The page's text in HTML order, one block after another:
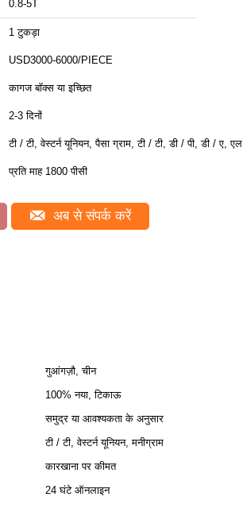
0.8-5T
1 टुकड़ा
USD3000-6000/PIECE
कागज बॉक्स या इच्छित
2-3 दिनों
टी / टी, वेस्टर्न यूनियन, पैसा ग्राम, टी / टी, डी / पी, डी / ए,
प्रति माह 1800 पीसी
अब से संपर्क करें
गुआंगज़ौ, चीन
100% नया, टिकाऊ
समुद्र या आवश्यकता के अनुसार
टी / टी, वेस्टर्न यूनियन, मनीग्राम
कारखाना पर कीमत
24 घंटे ऑनलाइन